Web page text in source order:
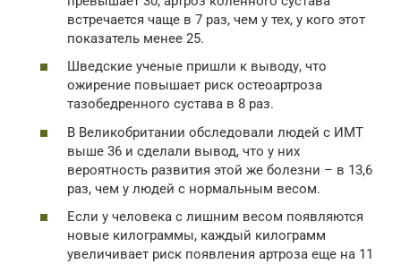
встречается чаще в 7 раз, чем у тех, у кого этот
показатель менее 25.
Шведские ученые пришли к выводу, что
ожирение повышает риск остеоартроза
тазобедренного сустава в 8 раз.
В Великобритании обследовали людей с ИМТ
выше 36 и сделали вывод, что у них
вероятность развития этой же болезни – в 13,6
раз, чем у людей с нормальным весом.
Если у человека с лишним весом появляются
новые килограммы, каждый килограмм
увеличивает риск появления артроза еще на 11